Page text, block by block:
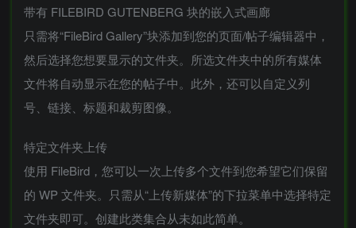
带有 FILEBIRD GUTENBERG 块的嵌入式画廊
只需将“FileBird Gallery”块添加到您的页面/帖子编辑器中，
然后选择您想要显示的文件夹。所选文件夹中的所有媒体
文件将自动显示在您的帖子中。此外，还可以自定义列
号、链接、标题和裁剪图像。
特定文件夹上传
使用 FileBird，您可以一次上传多个文件到您希望它们保留
的 WP 文件夹。只需从“上传新媒体”的下拉菜单中选择特定
文件夹即可。创建此类集合从未如此简单。